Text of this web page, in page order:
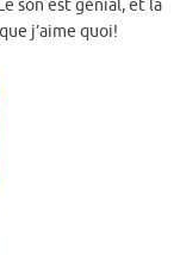
son est génial, et la
j’aime quoi!